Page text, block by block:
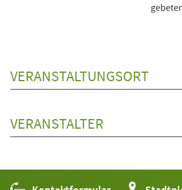
VERANSTALTUNGSORT
VERANSTALTER